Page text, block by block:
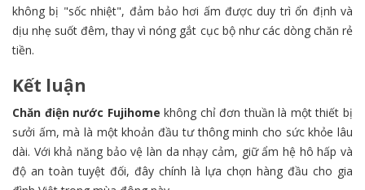
không bị "sốc nhiệt", đảm bảo hơi ấm được duy trì ổn định và
dịu nhẹ suốt đêm, thay vì nóng gắt cục bộ như các dòng chăn rẻ
tiền.
Kết luận
Chăn điện nước Fujihome không chỉ đơn thuần là một thiết bị
sưởi ấm, mà là một khoản đầu tư thông minh cho sức khỏe lâu
dài. Với khả năng bảo vệ làn da nhạy cảm, giữ ẩm hệ hô hấp và
độ an toàn tuyệt đối, đây chính là lựa chọn hàng đầu cho gia